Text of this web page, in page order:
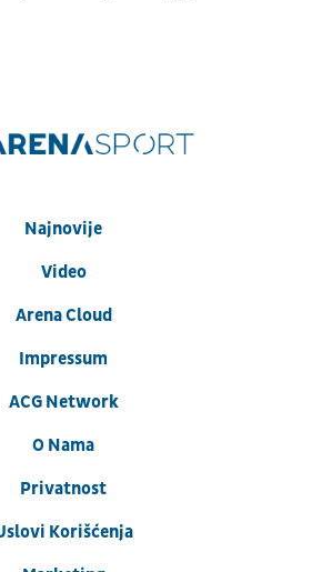
Najnovije
Video
Arena Cloud
Impressum
ACG Network
O Nama
Privatnost
Korišćenja